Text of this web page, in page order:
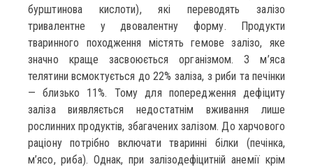
бурштинова кислоти), які переводять залізо
тривалентне у двовалентну форму. Продукти
тваринного походження містять гемове залізо, яке
значно краще засвоюється організмом. З м’яса
телятини всмоктується до 22% заліза, з риби та печінки
— близько 11%. Тому для попередження дефіциту
заліза виявляється недостатнім вживання лише
рослинних продуктів, збагачених залізом. До харчового
раціону потрібно включати тваринні білки (печінка,
м’ясо, риба). Однак, при залізодефіцитній анемії крім